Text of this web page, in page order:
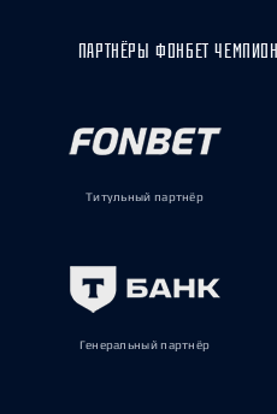
ПАРТНЁРЫ ФОНБЕТ
Титульный партнёр
Генеральный партнёр